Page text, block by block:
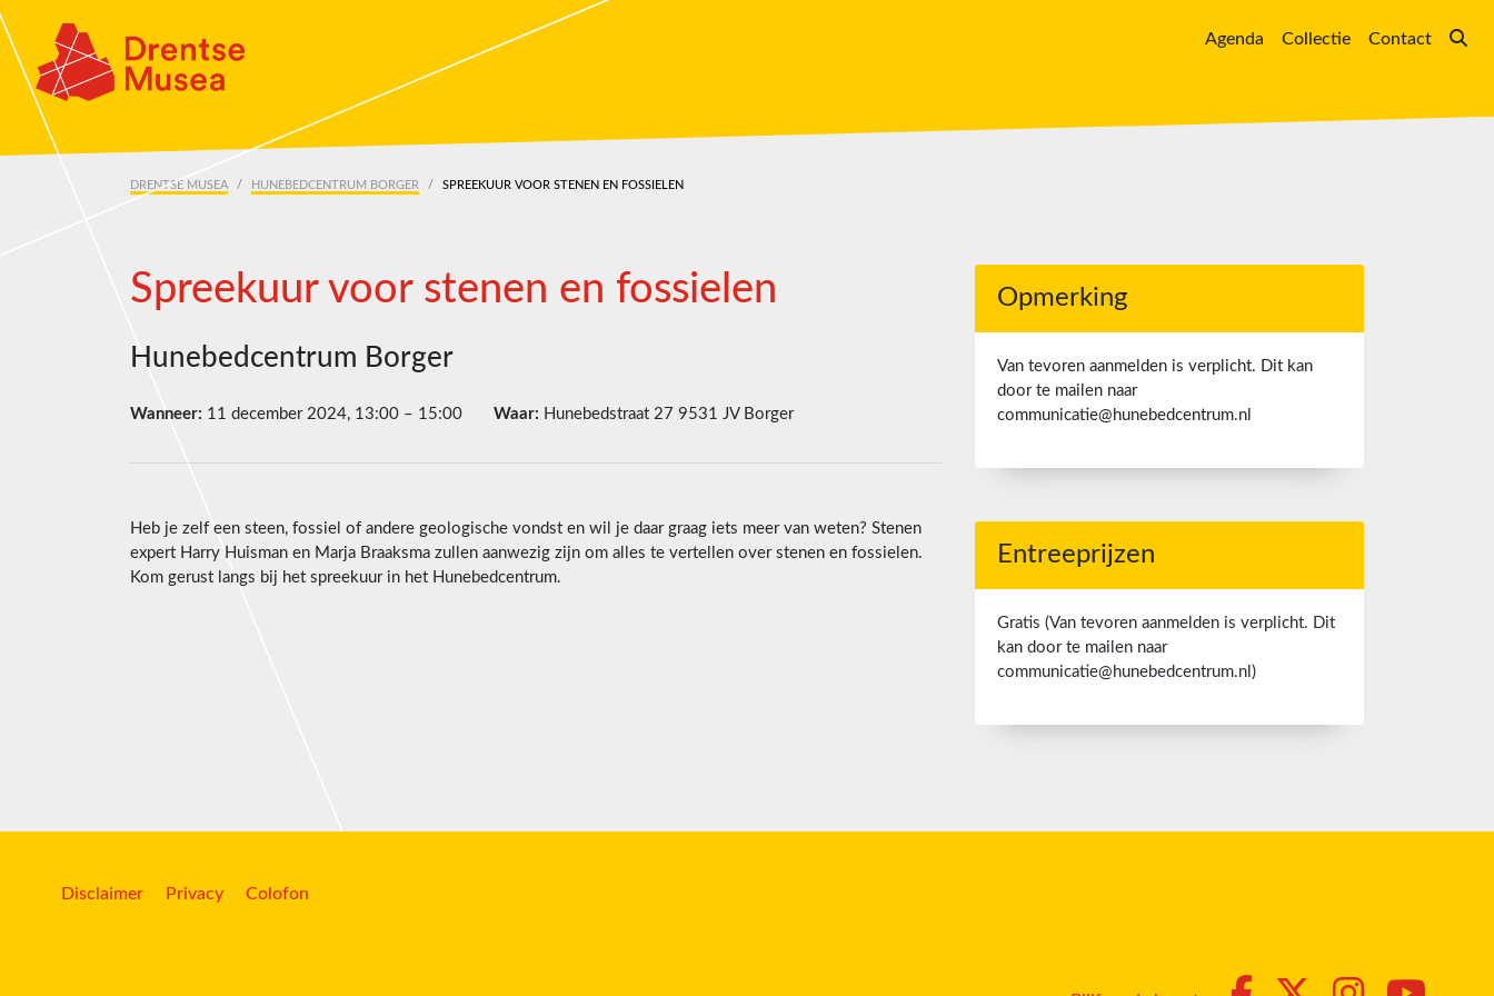
Skip navigation
Agenda Collectie Contact
DRENTSE MUSEA HUNEBEDCENTRUM BORGER SPREEKUUR VOOR STENEN EN FOSSIELEN
Spreekuur voor stenen en fossielen
Hunebedcentrum Borger
Wanneer: 11 december 2024, 13:00 – 15:00 Waar: Hunebedstraat 27 9531 JV Borger
Heb je zelf een steen, fossiel of andere geologische vondst en wil je daar graag iets meer van weten? Stenen
expert Harry Huisman en Marja Braaksma zullen aanwezig zijn om alles te vertellen over stenen en fossielen.
Kom gerust langs bij het spreekuur in het Hunebedcentrum.
Opmerking
Van tevoren aanmelden is verplicht. Dit kan
door te mailen naar
communicatie@hunebedcentrum.nl
Entreeprijzen
Gratis (Van tevoren aanmelden is verplicht. Dit
kan door te mailen naar
communicatie@hunebedcentrum.nl)
Disclaimer Privacy Colofon